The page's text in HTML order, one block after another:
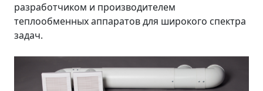
разработчиком и производителем
теплообменных аппаратов для широкого спектра
задач.